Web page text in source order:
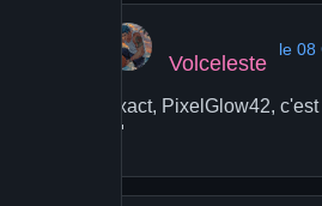
Volceleste
le 08
Exact, PixelGlow42,
🤓